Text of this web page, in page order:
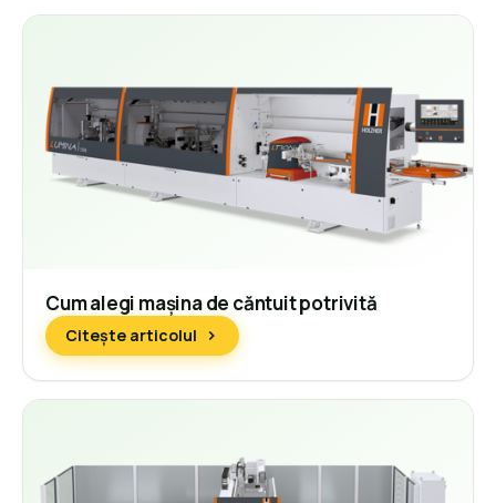
Cum alegi mașina de căntuit potrivită
Citește articolul